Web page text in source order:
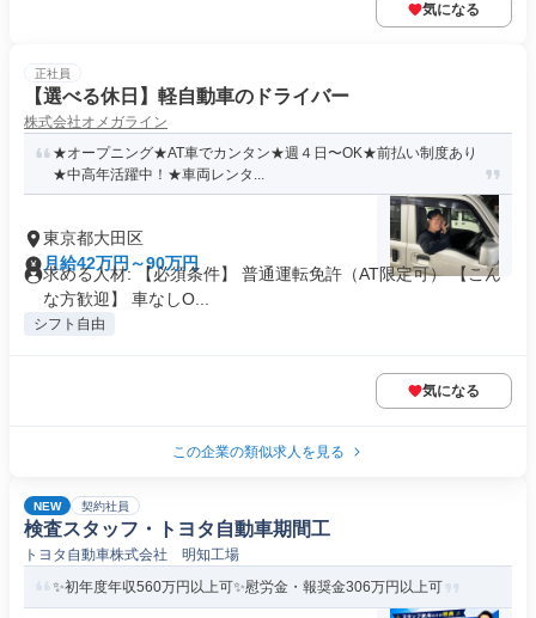
気になる
正社員
【選べる休日】軽自動車のドライバー
株式会社オメガライン
★オープニング★AT車でカンタン★週４日〜OK★前払い制度あり
★中高年活躍中！★車両レンタ...
東京都大田区
月給42万円～90万円
求める人材: 【必須条件】 普通運転免許（AT限定可） 【こん
な方歓迎】 車なしO...
シフト自由
気になる
この企業の類似求人を見る
NEW 契約社員
検査スタッフ・トヨタ自動車期間工
トヨタ自動車株式会社 明知工場
✨初年度年収560万円以上可✨慰労金・報奨金306万円以上可